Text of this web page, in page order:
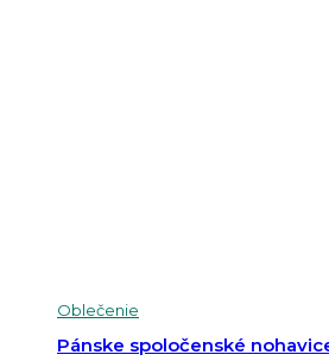
Oblečenie
Pánske spoločenské